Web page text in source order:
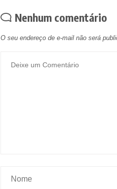
Nenhum comentário
O seu endereço de e-mail não será